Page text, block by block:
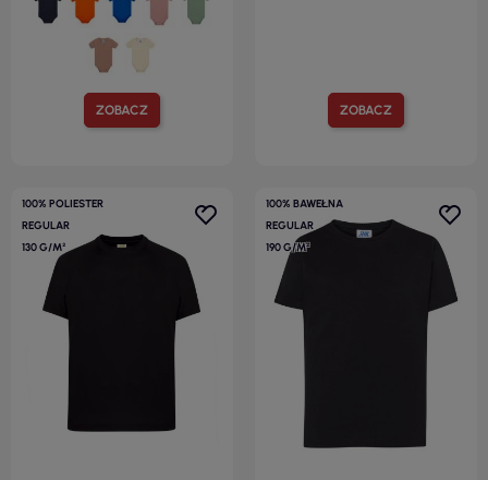
ZOBACZ ZOBACZ
100% POLIESTER
REGULAR
130 G/M²
100% BAWEŁNA
REGULAR
190 G/M²